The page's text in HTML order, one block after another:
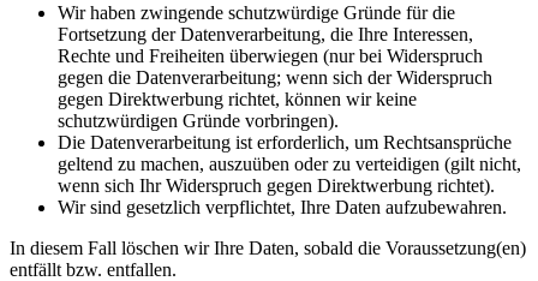
Wir haben zwingende schutzwürdige Gründe für die
Fortsetzung der Datenverarbeitung, die Ihre Interessen,
Rechte und Freiheiten überwiegen (nur bei Widerspruch
gegen die Datenverarbeitung; wenn sich der Widerspruch
gegen Direktwerbung richtet, können wir keine
schutzwürdigen Gründe vorbringen).
Die Datenverarbeitung ist erforderlich, um Rechtsansprüche
geltend zu machen, auszuüben oder zu verteidigen (gilt nicht,
wenn sich Ihr Widerspruch gegen Direktwerbung richtet).
Wir sind gesetzlich verpflichtet, Ihre Daten aufzubewahren.
In diesem Fall löschen wir Ihre Daten, sobald die Voraussetzung(en)
entfällt bzw. entfallen.